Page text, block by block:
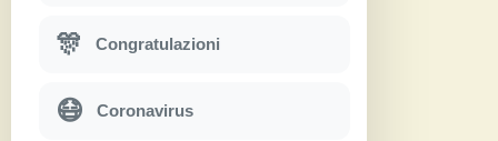
🎊 Congratulazioni
😷 Coronavirus